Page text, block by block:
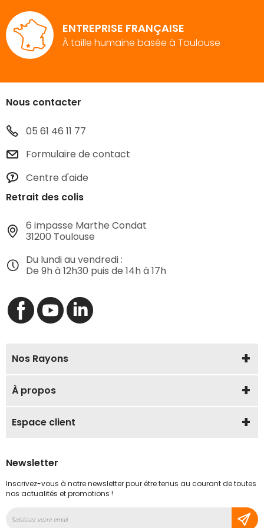
ENTREPRISE FRANÇAISE
À taille humaine basée à Toulouse
Nous contacter
05 61 46 11 77
Formulaire de contact
Centre d'aide
Retrait des colis
6 impasse Marthe Condat
31200 Toulouse
Du lundi au vendredi :
De 9h à 12h30 puis de 14h à 17h
Nos Rayons
À propos
Espace client
Newsletter
Inscrivez-vous à notre newsletter pour être tenus au courant de toutes
nos actualités et promotions !